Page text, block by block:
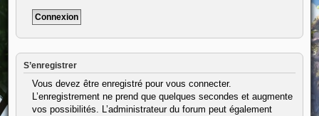
S’enregistrer
Vous devez être enregistré pour vous connecter.
L’enregistrement ne prend que quelques secondes et augmente
vos possibilités. L’administrateur du forum peut également